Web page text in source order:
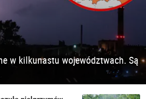
w kilkunastu województwach. Są